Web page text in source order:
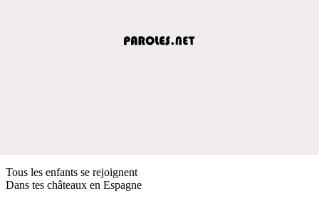
Tous les enfants se rejoignent
Dans tes châteaux en Espagne